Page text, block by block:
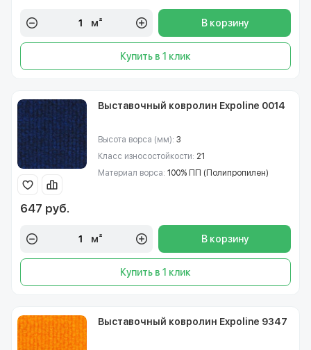
м² В корзину
Купить в 1 клик
Выставочный ковролин Expoline 0014
Высота ворса (мм): 3
Класс износостойкости: 21
Материал ворса: 100% ПП (Полипропилен)
647 руб.
м² В корзину
Купить в 1 клик
Выставочный ковролин Expoline 9347